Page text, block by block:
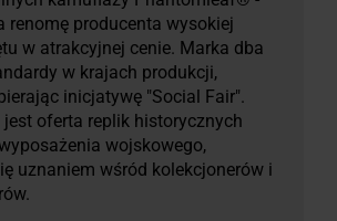
renomę producenta wysokiej
w atrakcyjnej cenie. Marka dba
w krajach produkcji,
inicjatywę "Social Fair".
jest oferta replik historycznych
wojskowego,
uznaniem wśród kolekcjonerów i